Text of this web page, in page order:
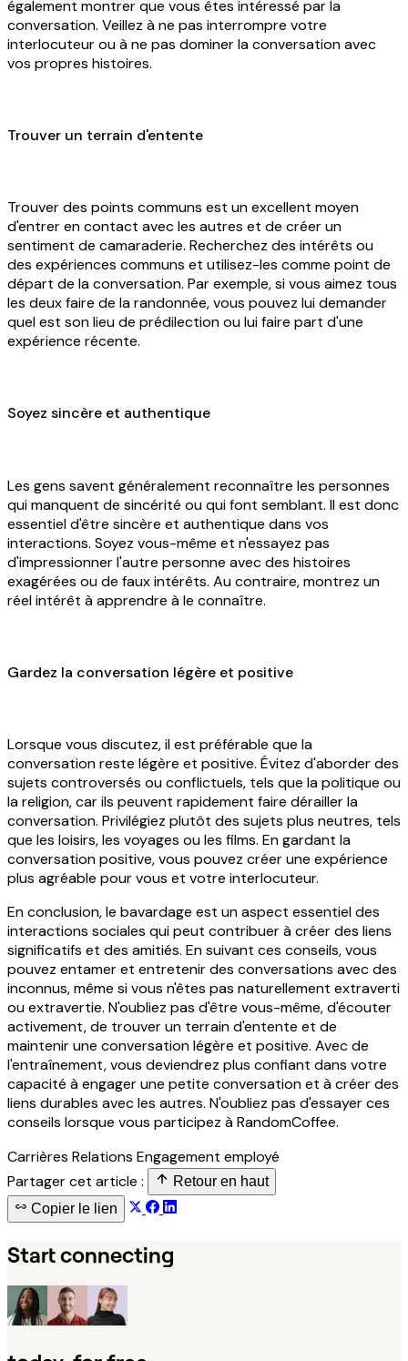
également montrer que vous êtes intéressé par la
conversation. Veillez à ne pas interrompre votre
interlocuteur ou à ne pas dominer la conversation avec
vos propres histoires.
Trouver un terrain d'entente
Trouver des points communs est un excellent moyen
d'entrer en contact avec les autres et de créer un
sentiment de camaraderie. Recherchez des intérêts ou
des expériences communs et utilisez-les comme point de
départ de la conversation. Par exemple, si vous aimez tous
les deux faire de la randonnée, vous pouvez lui demander
quel est son lieu de prédilection ou lui faire part d'une
expérience récente.
Soyez sincère et authentique
Les gens savent généralement reconnaître les personnes
qui manquent de sincérité ou qui font semblant. Il est donc
essentiel d'être sincère et authentique dans vos
interactions. Soyez vous-même et n'essayez pas
d'impressionner l'autre personne avec des histoires
exagérées ou de faux intérêts. Au contraire, montrez un
réel intérêt à apprendre à le connaître.
Gardez la conversation légère et positive
Lorsque vous discutez, il est préférable que la
conversation reste légère et positive. Évitez d'aborder des
sujets controversés ou conflictuels, tels que la politique ou
la religion, car ils peuvent rapidement faire dérailler la
conversation. Privilégiez plutôt des sujets plus neutres, tels
que les loisirs, les voyages ou les films. En gardant la
conversation positive, vous pouvez créer une expérience
plus agréable pour vous et votre interlocuteur.
En conclusion, le bavardage est un aspect essentiel des
interactions sociales qui peut contribuer à créer des liens
significatifs et des amitiés. En suivant ces conseils, vous
pouvez entamer et entretenir des conversations avec des
inconnus, même si vous n'êtes pas naturellement extraverti
ou extravertie. N'oubliez pas d'être vous-même, d'écouter
activement, de trouver un terrain d'entente et de
maintenir une conversation légère et positive. Avec de
l'entraînement, vous deviendrez plus confiant dans votre
capacité à engager une petite conversation et à créer des
liens durables avec les autres. N'oubliez pas d'essayer ces
conseils lorsque vous participez à RandomCoffee.
Carrières Relations Engagement employé
Partager cet article :
Retour en haut
Copier le lien
Start connecting